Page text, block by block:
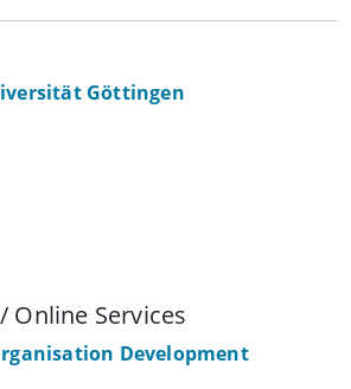
Göttingen
Online Services
Development